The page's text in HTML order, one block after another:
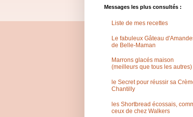
Messages les plus consultés :
Liste de mes recettes
Le fabuleux Gâteau
de Belle-Maman
Marrons glacés maison
(meilleurs que tous les autres)
le Secret pour réussir sa
Chantilly
les Shortbread écossais,
ceux de chez Walkers